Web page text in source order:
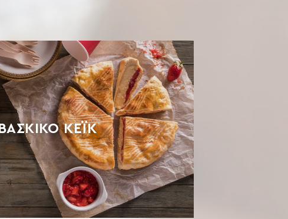
ΒΆΣΚΙΚΟ ΚΈΙΚ